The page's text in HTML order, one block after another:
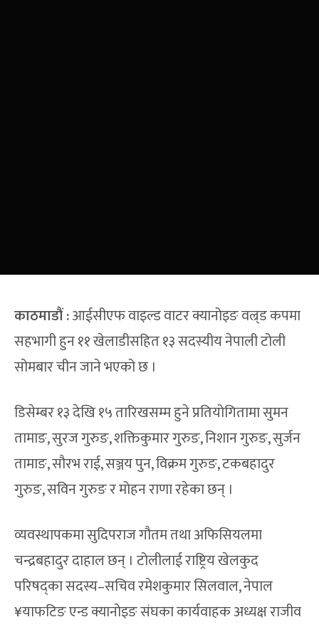
काठमाडौं :आईसीएफ वाइल्ड वाटर क्यानोइङ वल्र्ड कपमा
सहभागी हुन ११ खेलाडीसहित १३ सदस्यीय नेपाली टोली
सोमबार चीन जाने भएको छ ।
डिसेम्बर १३ देखि १५ तारिखसम्म हुने प्रतियोगितामा सुमन
तामाङ, सुरज गुरुङ, शक्तिकुमार गुरुङ, निशान गुरुङ, सुर्जन
तामाङ, सौरभ राई, सञ्जय पुन, विक्रम गुरुङ, टकबहादुर
गुरुङ, सविन गुरुङ र मोहन राणा रहेका छन् ।
व्यवस्थापकमा सुदिपराज गौतम तथा अफिसियलमा
चन्द्रबहादुर दाहाल छन् । टोलीलाई राष्ट्रिय खेलकुद
परिषद्का सदस्य–सचिव रमेशकुमार सिलवाल, नेपाल
¥याफटिङ एन्ड क्यानोइङ संघका कार्यवाहक अध्यक्ष राजीव